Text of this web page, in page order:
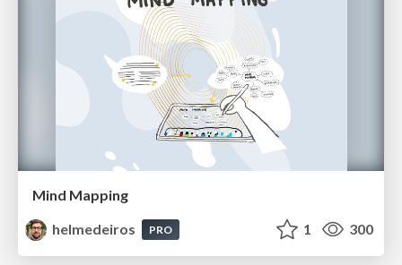
Mind Mapping
helmedeiros
PRO 1 300